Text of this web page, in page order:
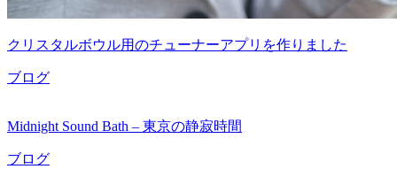
クリスタルボウル用のチューナーアプリを作りました
ブログ
Midnight Sound Bath – 東京の静寂時間
ブログ